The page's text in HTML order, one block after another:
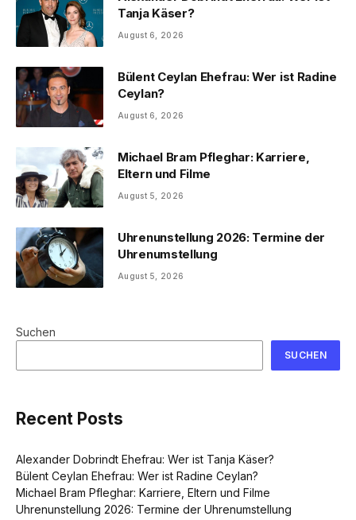
Tanja Käser?
August 6, 2026
Bülent Ceylan Ehefrau: Wer ist Radine
Ceylan?
August 6, 2026
Michael Bram Pfleghar: Karriere,
Eltern und Filme
August 5, 2026
Uhrenunstellung 2026: Termine der
Uhrenumstellung
August 5, 2026
Suchen
SUCHEN
Recent Posts
Alexander Dobrindt Ehefrau: Wer ist Tanja Käser?
Bülent Ceylan Ehefrau: Wer ist Radine Ceylan?
Michael Bram Pfleghar: Karriere, Eltern und Filme
Uhrenunstellung 2026: Termine der Uhrenumstellung